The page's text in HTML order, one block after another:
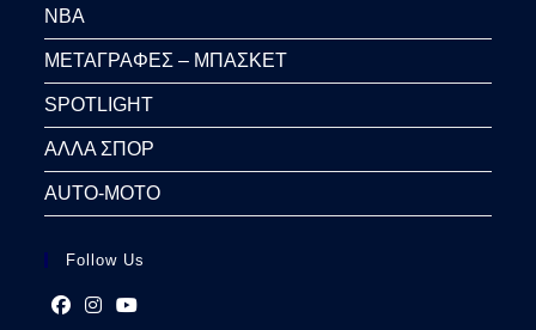
NBA
ΜΕΤΑΓΡΑΦΕΣ – ΜΠΑΣΚΕΤ
SPOTLIGHT
ΑΛΛΑ ΣΠΟΡ
AUTO-MOTO
Follow Us